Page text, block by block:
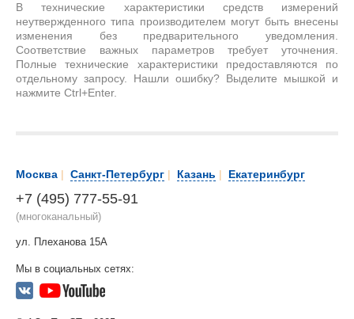
В технические характеристики средств измерений
неутвержденного типа производителем могут быть внесены
изменения без предварительного уведомления.
Соответствие важных параметров требует уточнения.
Полные технические характеристики предоставляются по
отдельному запросу. Нашли ошибку? Выделите мышкой и
нажмите Ctrl+Enter.
Москва | Санкт-Петербург | Казань | Екатеринбург
+7 (495) 777-55-91
(многоканальный)
ул. Плеханова 15А
Мы в социальных сетях: